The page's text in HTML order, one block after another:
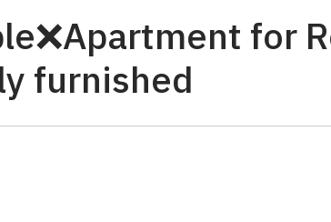
for
furnished